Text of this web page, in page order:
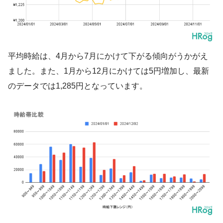
平均時給は、4月から7月にかけて下がる傾向がうかがえ
ました。また、1月から12月にかけては5円増加し、最新
のデータでは1,285円となっています。